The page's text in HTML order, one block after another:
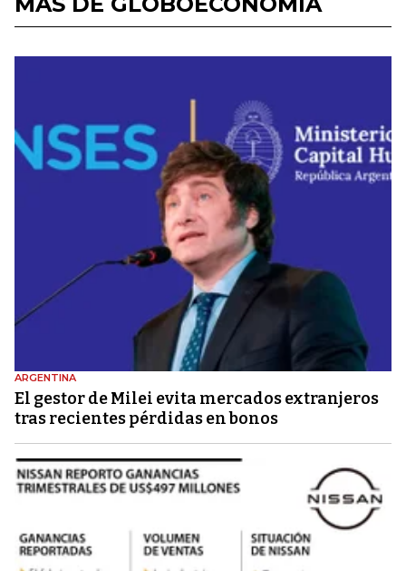
ARGENTINA
El gestor de Milei evita mercados extranjeros
tras recientes pérdidas en bonos